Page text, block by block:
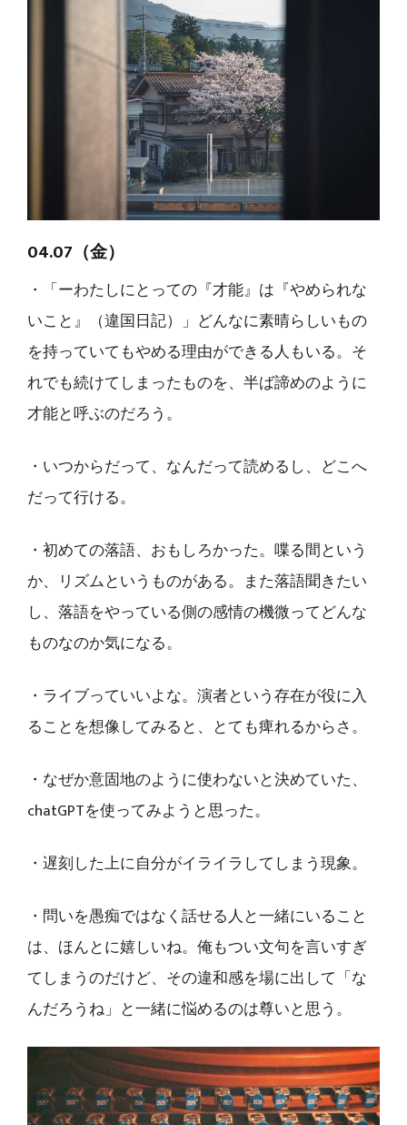
04.07（金）
・「ーわたしにとっての『才能』は『やめられな
いこと』（違国日記）」どんなに素晴らしいもの
を持っていてもやめる理由ができる人もいる。そ
れでも続けてしまったものを、半ば諦めのように
才能と呼ぶのだろう。
・いつからだって、なんだって読めるし、どこへ
だって行ける。
・初めての落語、おもしろかった。喋る間という
か、リズムというものがある。また落語聞きたい
し、落語をやっている側の感情の機微ってどんな
ものなのか気になる。
・ライブっていいよな。演者という存在が役に入
ることを想像してみると、とても痺れるからさ。
・なぜか意固地のように使わないと決めていた、
chatGPTを使ってみようと思った。
・遅刻した上に自分がイライラしてしまう現象。
・問いを愚痴ではなく話せる人と一緒にいること
は、ほんとに嬉しいね。俺もつい文句を言いすぎ
てしまうのだけど、その違和感を場に出して「な
んだろうね」と一緒に悩めるのは尊いと思う。